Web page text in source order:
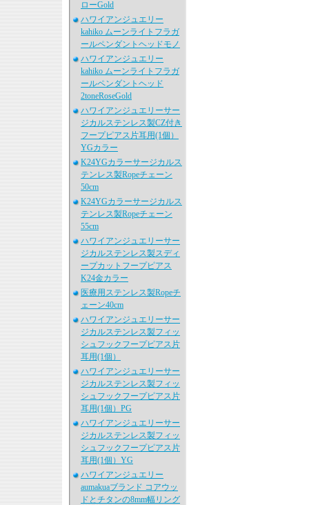
ローGold
ハワイアンジュエリー
kahiko ムーンライトフラガ
ールペンダントヘッドモノ
ハワイアンジュエリー
kahiko ムーンライトフラガ
ールペンダントヘッド
2toneRoseGold
ハワイアンジュエリーサー
ジカルステンレス製CZ付き
フープピアス片耳用(1個）
YGカラー
K24YGカラーサージカルス
テンレス製Ropeチェーン
50cm
K24YGカラーサージカルス
テンレス製Ropeチェーン
55cm
ハワイアンジュエリーサー
ジカルステンレス製スディ
ープカットフープピアス
K24金カラー
医療用ステンレス製Ropeチ
ェーン40cm
ハワイアンジュエリーサー
ジカルステンレス製フィッ
シュフックフープピアス片
耳用(1個）
ハワイアンジュエリーサー
ジカルステンレス製フィッ
シュフックフープピアス片
耳用(1個）PG
ハワイアンジュエリーサー
ジカルステンレス製フィッ
シュフックフープピアス片
耳用(1個）YG
ハワイアンジュエリー
aumakuaブランド コアウッ
ドとチタンの8mm幅リング